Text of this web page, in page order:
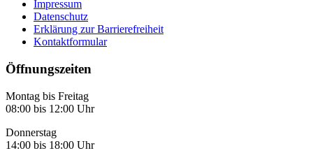
Impressum
Datenschutz
Erklärung zur Barrierefreiheit
Kontaktformular
Öffnungszeiten
Montag bis Freitag
08:00 bis 12:00 Uhr
Donnerstag
14:00 bis 18:00 Uhr